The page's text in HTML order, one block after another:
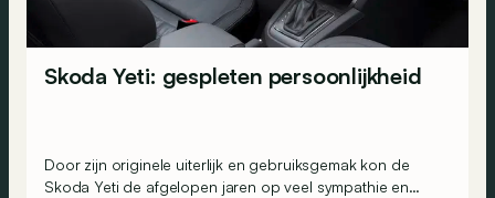
Skoda Yeti: gespleten persoonlijkheid
Door zijn originele uiterlijk en gebruiksgemak kon de
Skoda Yeti de afgelopen jaren op veel sympathie en